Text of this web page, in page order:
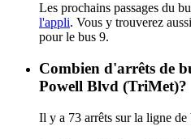
Les prochains passages du
l'appli. Vous y trouverez
pour le bus 9.
Combien d'arrêts de
Powell Blvd (TriMet)?
Il y a 73 arrêts sur la ligne